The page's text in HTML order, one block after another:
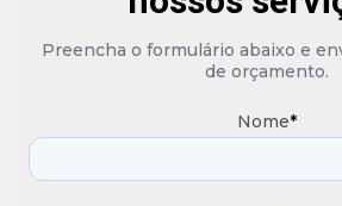
Preencha o formulário abaixo e
de orçamento.
Nome*